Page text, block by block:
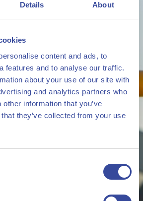
Details About
content and ads, to
features and to analyse our traffic.
about your use of our site with
and analytics partners who
information that you’ve
they’ve collected from your use